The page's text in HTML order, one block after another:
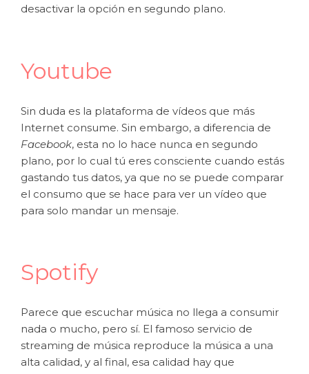
desactivar la opción en segundo plano.
Youtube
Sin duda es la plataforma de vídeos que más
Internet consume. Sin embargo, a diferencia de
Facebook, esta no lo hace nunca en segundo
plano, por lo cual tú eres consciente cuando estás
gastando tus datos, ya que no se puede comparar
el consumo que se hace para ver un vídeo que
para solo mandar un mensaje.
Spotify
Parece que escuchar música no llega a consumir
nada o mucho, pero sí. El famoso servicio de
streaming de música reproduce la música a una
alta calidad, y al final, esa calidad hay que